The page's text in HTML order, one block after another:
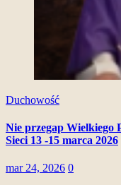
Duchowość
Nie przegap Wielkiego
Sieci 13 -15 marca 2026
mar 24, 2026 0